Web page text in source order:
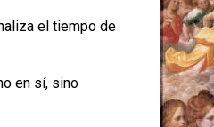
el tiempo de
en sí, sino